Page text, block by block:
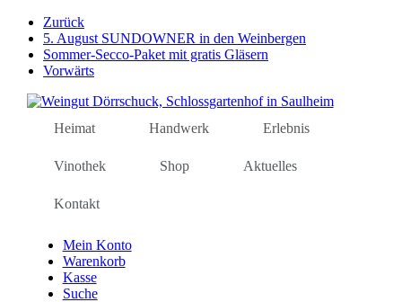
Weiter
zum
Inhalt
Zurück
5. August SUNDOWNER in den Weinbergen
Sommer-Secco-Paket mit gratis Gläsern
Vorwärts
Heimat Handwerk Erlebnis
Vinothek Shop Aktuelles
Kontakt
Mein Konto
Warenkorb
Kasse
Suche